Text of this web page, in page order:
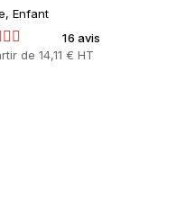
Enfant
16 avis
de14,11 € HT